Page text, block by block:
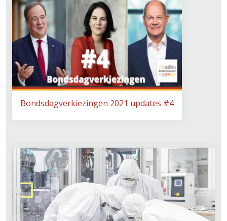
Bondsdagverkiezingen 2021 updates #4